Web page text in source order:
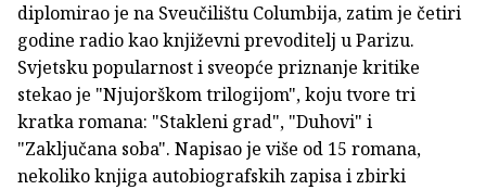
diplomirao je na Sveučilištu Columbija, zatim je četiri
godine radio kao književni prevoditelj u Parizu.
Svjetsku popularnost i sveopće priznanje kritike
stekao je "Njujorškom trilogijom", koju tvore tri
kratka romana: "Stakleni grad", "Duhovi" i
"Zaključana soba". Napisao je više od 15 romana,
nekoliko knjiga autobiografskih zapisa i zbirki